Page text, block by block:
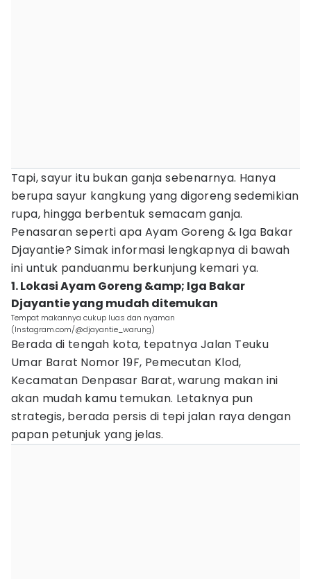
Tapi, sayur itu bukan ganja sebenarnya. Hanya
berupa sayur kangkung yang digoreng sedemikian
rupa, hingga berbentuk semacam ganja.
Penasaran seperti apa Ayam Goreng & Iga Bakar
Djayantie? Simak informasi lengkapnya di bawah
ini untuk panduanmu berkunjung kemari ya.
1. Lokasi Ayam Goreng &amp; Iga Bakar
Djayantie yang mudah ditemukan
Tempat makannya cukup luas dan nyaman
(Instagram.com/@djayantie_warung)
Berada di tengah kota, tepatnya Jalan Teuku
Umar Barat Nomor 19F, Pemecutan Klod,
Kecamatan Denpasar Barat, warung makan ini
akan mudah kamu temukan. Letaknya pun
strategis, berada persis di tepi jalan raya dengan
papan petunjuk yang jelas.